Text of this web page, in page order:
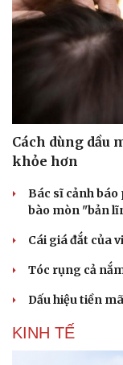
Cách dùng dầu
khỏe hơn
Bác sĩ cảnh
bào mòn "bản
Cái giá đắt của
Tóc rụng cả
Dấu hiệu tiền
KINH TẾ